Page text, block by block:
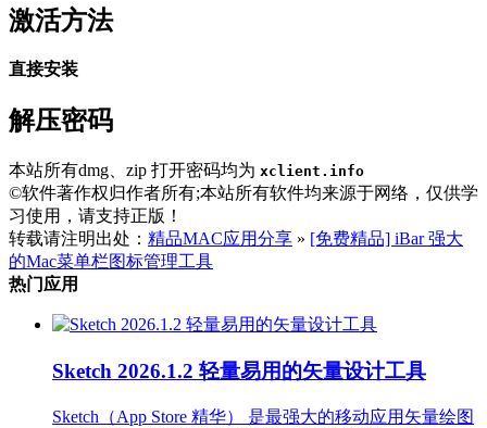
激活方法
直接安装
解压密码
本站所有dmg、zip 打开密码均为 xclient.info
©软件著作权归作者所有;本站所有软件均来源于网络，仅供学
习使用，请支持正版！
转载请注明出处： 精品MAC应用分享 » [免费精品] iBar 强大
的Mac菜单栏图标管理工具
热门应用
Sketch 2026.1.2 轻量易用的矢量设计工具
Sketch（App Store 精华） 是最强大的移动应用矢量绘图